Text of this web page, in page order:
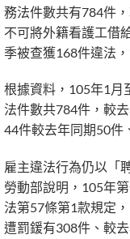
務法件數共有784件
不可將外籍看護工借
季被查獲168件違法
根據資料，105年1月
法件數共784件，較
44件較去年同期50件
雇主違法行為仍以「
勞動部說明，105年
法第57條第1款規定
遭罰鍰有308件、較